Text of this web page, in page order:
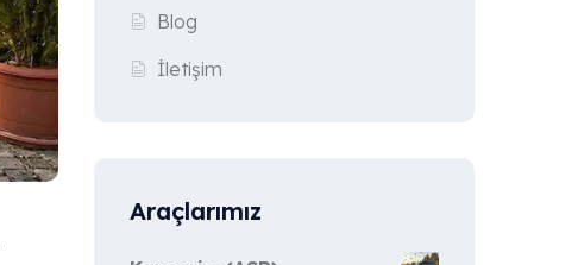
Blog
İletişim
Araçlarımız